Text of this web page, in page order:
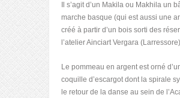
Il s’agit d’un Makila ou Makhila un
marche basque (qui est aussi une
créé à partir d’un bois sorti des
l’atelier Ainciart Vergara
Le pommeau en argent est orné
coquille d’escargot dont la spirale
le retour de la danse au sein de